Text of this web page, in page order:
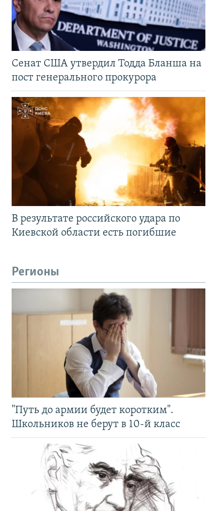
Сенат США утвердил Тодда Бланша на
пост генерального прокурора
В результате российского удара по
Киевской области есть погибшие
Регионы
"Путь до армии будет коротким".
Школьников не берут в 10-й класс